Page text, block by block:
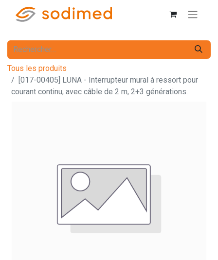
Tous les produits
[017-00405] LUNA - Interrupteur mural à ressort pour
courant continu, avec câble de 2 m, 2+3 générations.